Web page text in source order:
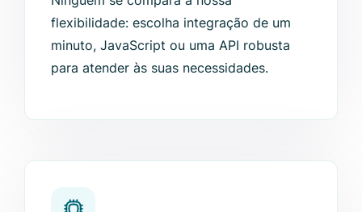
flexibilidade: escolha integração de um
minuto, JavaScript ou uma API robusta
para atender às suas necessidades.